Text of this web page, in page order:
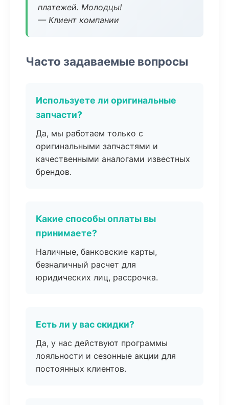
платежей. Молодцы!
— Клиент компании
Часто задаваемые вопросы
Используете ли оригинальные
запчасти?
Да, мы работаем только с
оригинальными запчастями и
качественными аналогами известных
брендов.
Какие способы оплаты вы
принимаете?
Наличные, банковские карты,
безналичный расчет для
юридических лиц, рассрочка.
Есть ли у вас скидки?
Да, у нас действуют программы
лояльности и сезонные акции для
постоянных клиентов.